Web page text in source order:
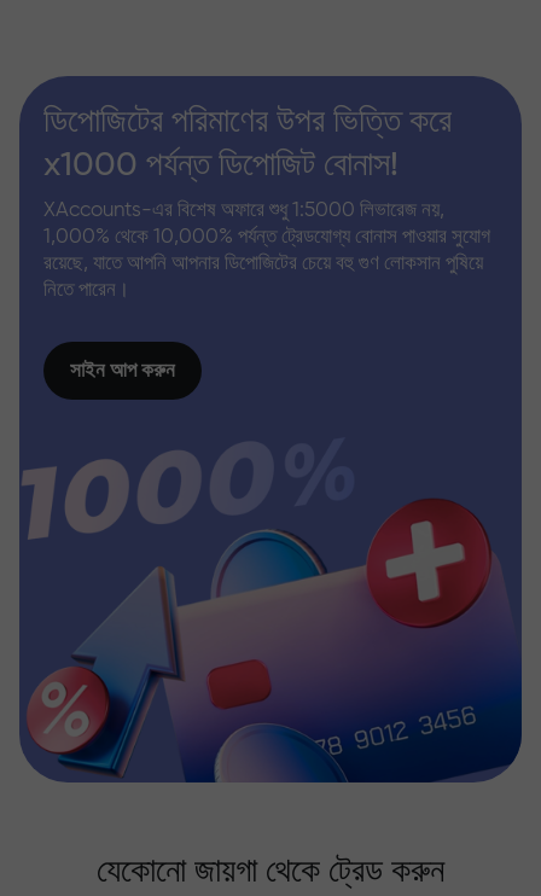
ডিপোজিটের পরিমাণের উপর ভিত্তি করে
x1000 পর্যন্ত ডিপোজিট বোনাস!
XAccounts-এর বিশেষ অফারে শুধু 1:5000 লিভারেজ নয়,
1,000% থেকে 10,000% পর্যন্ত ট্রেডযোগ্য বোনাস পাওয়ার সুযোগ
রয়েছে, যাতে আপনি আপনার ডিপোজিটের চেয়ে বহু গুণ লোকসান পুষিয়ে
নিতে পারেন।
সাইন আপ করুন
যেকোনো জায়গা থেকে ট্রেড করুন